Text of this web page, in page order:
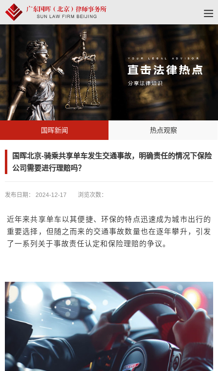
国晖新闻 热点观察
国晖北京-骑乘共享单车发生交通事故，明确责任的情况下保险
公司需要进行理赔吗？
发布日期： 2024-12-17 浏览次数：
近年来共享单车以其便捷、环保的特点迅速成为城市出行的
重要选择，但随之而来的交通事故数量也在逐年攀升，引发
了一系列关于事故责任认定和保险理赔的争议。